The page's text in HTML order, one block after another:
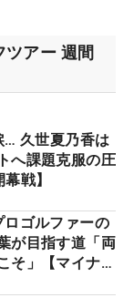
アー 週間
… 久世夏乃香は
へ課題克服の圧
戦】
ゴルファーの
が目指す道「両
そ」【マイナビ